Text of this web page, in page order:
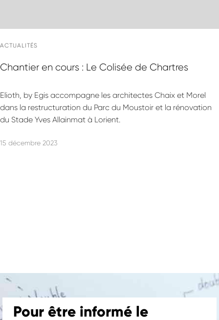
ACTUALITÉS
Chantier en cours : Le Colisée de Chartres
Elioth, by Egis accompagne les architectes Chaix et Morel
dans la restructuration du Parc du Moustoir et la rénovation
du Stade Yves Allainmat à Lorient.
15 décembre 2023
Pour être informé le